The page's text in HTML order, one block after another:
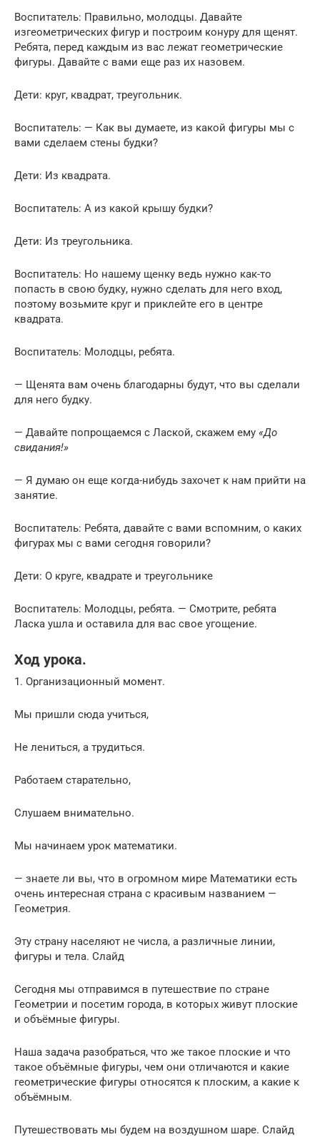
Воспитатель: Правильно, молодцы. Давайте
изгеометрических фигур и построим конуру для щенят.
Ребята, перед каждым из вас лежат геометрические
фигуры. Давайте с вами еще раз их назовем.
Дети: круг, квадрат, треугольник.
Воспитатель: — Как вы думаете, из какой фигуры мы с
вами сделаем стены будки?
Дети: Из квадрата.
Воспитатель: А из какой крышу будки?
Дети: Из треугольника.
Воспитатель: Но нашему щенку ведь нужно как-то
попасть в свою будку, нужно сделать для него вход,
поэтому возьмите круг и приклейте его в центре
квадрата.
Воспитатель: Молодцы, ребята.
— Щенята вам очень благодарны будут, что вы сделали
для него будку.
— Давайте попрощаемся с Лаской, скажем ему «До
свидания!»
— Я думаю он еще когда-нибудь захочет к нам прийти на
занятие.
Воспитатель: Ребята, давайте с вами вспомним, о каких
фигурах мы с вами сегодня говорили?
Дети: О круге, квадрате и треугольнике
Воспитатель: Молодцы, ребята. — Смотрите, ребята
Ласка ушла и оставила для вас свое угощение.
Ход урока.
1. Организационный момент.
Мы пришли сюда учиться,
Не лениться, а трудиться.
Работаем старательно,
Слушаем внимательно.
Мы начинаем урок математики.
— знаете ли вы, что в огромном мире Математики есть
очень интересная страна с красивым названием —
Геометрия.
Эту страну населяют не числа, а различные линии,
фигуры и тела. Слайд
Сегодня мы отправимся в путешествие по стране
Геометрии и посетим города, в которых живут плоские
и объёмные фигуры.
Наша задача разобраться, что же такое плоские и что
такое объёмные фигуры, чем они отличаются и какие
геометрические фигуры относятся к плоским, а какие к
объёмным.
Путешествовать мы будем на воздушном шаре. Слайд